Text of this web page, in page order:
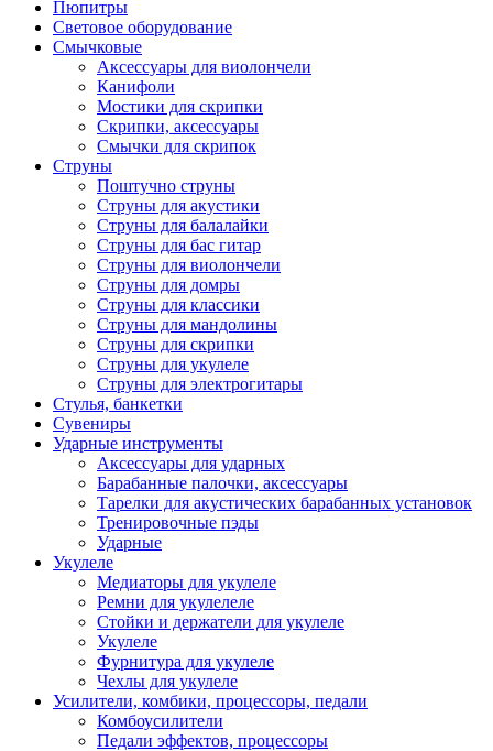
Пюпитры
Световое оборудование
Смычковые
Аксессуары для виолончели
Канифоли
Мостики для скрипки
Скрипки, аксессуары
Смычки для скрипок
Струны
Поштучно струны
Струны для акустики
Струны для балалайки
Струны для бас гитар
Струны для виолончели
Струны для домры
Струны для классики
Струны для мандолины
Струны для скрипки
Струны для укулеле
Струны для электрогитары
Стулья, банкетки
Сувениры
Ударные инструменты
Аксессуары для ударных
Барабанные палочки, аксессуары
Тарелки для акустических барабанных установок
Тренировочные пэды
Ударные
Укулеле
Медиаторы для укулеле
Ремни для укулелеле
Стойки и держатели для укулеле
Укулеле
Фурнитура для укулеле
Чехлы для укулеле
Усилители, комбики, процессоры, педали
Комбоусилители
Педали эффектов, процессоры